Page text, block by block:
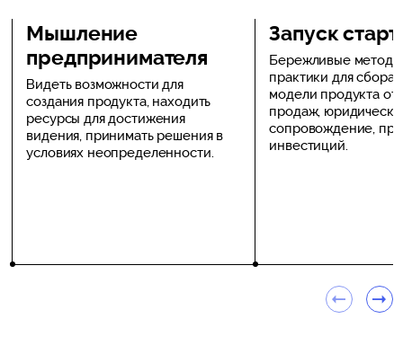
Мышление
предпринимателя
Видеть возможности для
создания продукта, находить
ресурсы для достижения
видения, принимать решения в
условиях неопределенности.
Запуск
Бережливые
практики для сбора
модели продукта от
продаж,
сопровождение,
инвестиций.